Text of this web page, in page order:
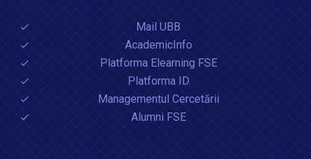
Mail UBB
AcademicInfo
Platforma Elearning FSE
Platforma ID
Managementul Cercetării
Alumni FSE